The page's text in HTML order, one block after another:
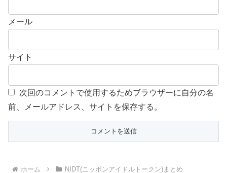
メール
サイト
次回のコメントで使用するためブラウザーに自分の名
前、メールアドレス、サイトを保存する。
ホーム NIDT(ニッポンアイドルトークン)まとめ